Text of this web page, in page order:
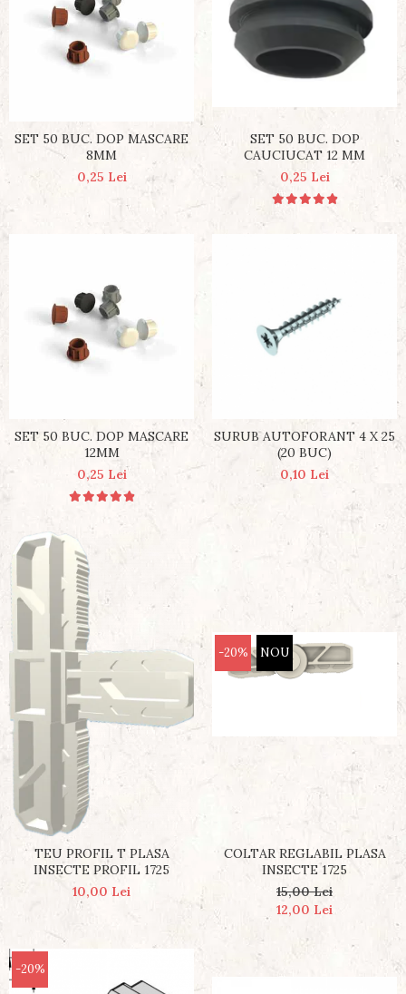
SET 50 BUC. DOP MASCARE
8MM
0,25 Lei
SET 50 BUC. DOP
CAUCIUCAT 12 MM
0,25 Lei
SET 50 BUC. DOP MASCARE
12MM
0,25 Lei
SURUB AUTOFORANT 4 X 25
(20 BUC)
0,10 Lei
TEU PROFIL T PLASA
INSECTE PROFIL 1725
10,00 Lei
-20% NOU
COLTAR REGLABIL PLASA
INSECTE 1725
15,00 Lei
12,00 Lei
-20%